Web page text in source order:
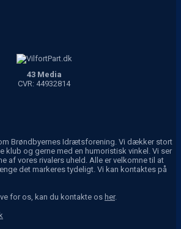
43 Media
CVR: 44932814
Brøndbyernes Idrætsforening. Vi dækker stort
klub og gerne med en humoristisk vinkel. Vi ser
af vores rivalers uheld. Alle er velkomne til at
det markeres tydeligt. Vi kan kontaktes på
for os, kan du kontakte os her.